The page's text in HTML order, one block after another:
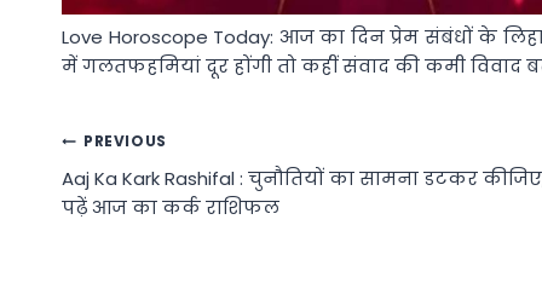
Love Horoscope Today: आज का दिन प्रेम संबंधों के
में गलतफहमियां दूर होंगी तो कहीं संवाद की कमी
Post
navigation
PREVIOUS
Aaj Ka Kark Rashifal : चुनौतियों का सामना डटकर
पढ़ें आज का कर्क राशिफल